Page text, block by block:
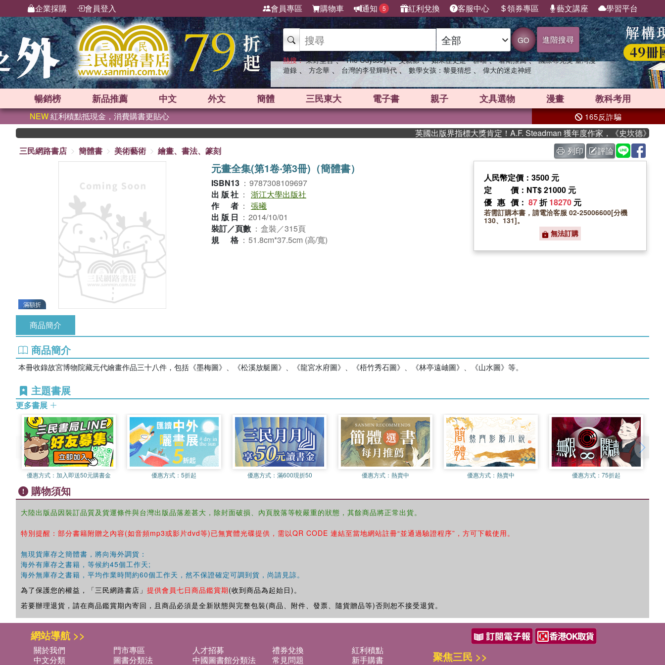
企業採購 會員登入 會員專區 購物車 通知 5 紅利兌換 客服中心 領券專區 藝文講座 學習平台
GO 進階搜尋
熱搜： 東野圭吾 、 The Odyssey 、 父親節 、 如果歷史是一群喵 、 暑期推薦 、 國際布克獎 臺灣漫
遊錄 、 方念華 、 台灣的李登輝時代 、 數學女孩：黎曼猜想 、 偉大的迷走神經
暢銷榜 新品推薦 中文 外文 簡體 三民東大 電子書 親子 文具選物 漫畫 教科考用
NEW紅利積點抵現金，消費購書更貼心 165反詐騙
英國出版界指標大獎肯定！A.F. Steadman 獲年度作家，《史坎德》系列帶
三民網路書店
簡體書 美術藝術 繪畫、書法、篆刻 列印 評論
滿額折
元畫全集(第1卷‧第3冊)（簡體書）
ISBN13 ： 9787308109697
出版社 ： 浙江大學出版社
作者 ： 張曦
出版日 ： 2014/10/01
裝訂／頁數 ： 盒裝／315頁
規格 ： 51.8cm*37.5cm (高/寬)
人民幣定價：3500 元
定價 ：NT$ 21000 元
優惠價 ： 87折18270 元
若需訂購本書，請電洽客服 02-25006600[分機
130、131]。
無法訂購
商品簡介
商品簡介
本冊收錄故宮博物院藏元代繪畫作品三十八件，包括《墨梅圖》、《松溪放艇圖》、《龍宮水府圖》、《梧竹秀石圖》、《林亭遠岫圖》、《山水圖》等。
主題書展
更多書展
優惠方式： 加入即送50元購書金 優惠方式：5折起 優惠方式： 滿600現折50 優惠方式： 熱賣中 優惠方式： 熱賣中 優惠方式：75折起
購物須知
大陸出版品因裝訂品質及貨運條件與台灣出版品落差甚大，除封面破損、內頁脫落等較嚴重的狀態，其餘商品將正常出貨。
特別提醒：部分書籍附贈之內容(如音頻mp3或影片dvd等)已無實體光碟提供，需以QR CODE 連結至當地網站註冊“並通過驗證程序”，方可下載使用。
無現貨庫存之簡體書，將向海外調貨：
海外有庫存之書籍，等候約45個工作天;
海外無庫存之書籍，平均作業時間約60個工作天，然不保證確定可調到貨，尚請見諒。
為了保護您的權益，「三民網路書店」 提供會員七日商品鑑賞期(收到商品為起始日)。
若要辦理退貨，請在商品鑑賞期內寄回，且商品必須是全新狀態與完整包裝(商品、附件、發票、隨貨贈品等)否則恕不接受退貨。
網站導航 >>
關於我們 門市專區 人才招募 禮券兌換
紅利積點
中文分類
圖書分類法 中國圖書館分類法 常見問題
新手購書
聚焦三民 >>